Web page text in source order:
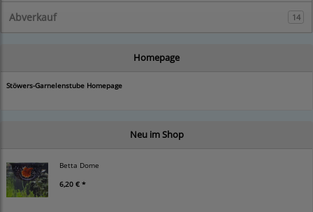
Abverkauf 14
Homepage
Stöwers-Garnelenstube Homepage
Neu im Shop
Betta Dome
6,20 € *